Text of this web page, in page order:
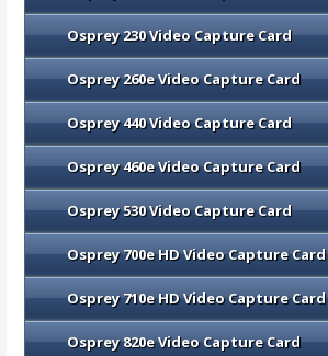
Osprey 230 Video Capture Card
Osprey 260e Video Capture Card
Osprey 440 Video Capture Card
Osprey 460e Video Capture Card
Osprey 530 Video Capture Card
Osprey 700e HD Video Capture Card
Osprey 710e HD Video Capture Card
Osprey 820e Video Capture Card